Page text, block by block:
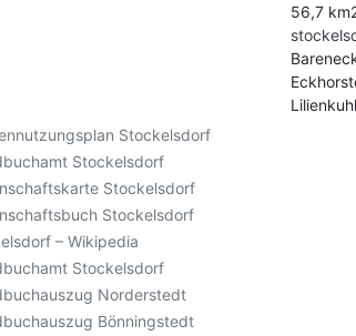
56,7
Stockelsdorf
Stockelsdorf
Stockelsdorf
Stockelsdorf
– Wikipedia
Stockelsdorf
Norderstedt
Bönningstedt